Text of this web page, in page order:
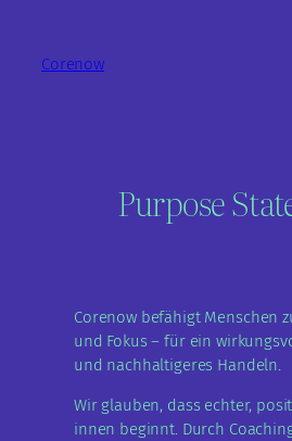
springenCorenow
Purpose
Corenow befähigt Menschen
und Fokus – für ein
und nachhaltigeres Handeln.
Wir glauben, dass echter,
innen beginnt. Durch